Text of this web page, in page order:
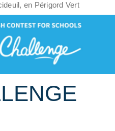
en Périgord Vert